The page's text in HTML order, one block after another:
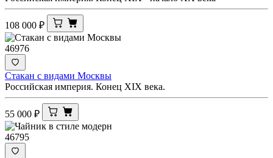
108 000 ₽
46976
Стакан с видами Москвы
Российская империя. Конец XIX века.
55 000 ₽
46795